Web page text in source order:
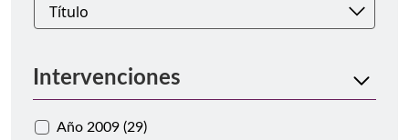
Intervenciones
Año 2009 (29)